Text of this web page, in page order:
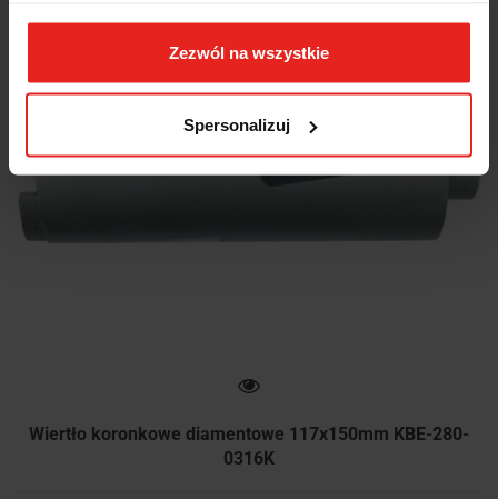
Zezwól na wszystkie
Spersonalizuj
Wiertło koronkowe diamentowe 117x150mm KBE-280-
0316K